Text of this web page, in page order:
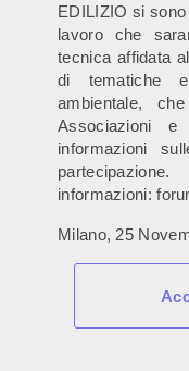
EDILIZIO si
lavoro che
tecnica affidata
di tematiche
ambientale,
Associazioni
informazioni
informazioni:
Milano, 25